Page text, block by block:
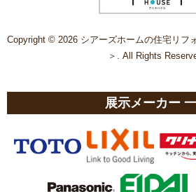
Copyright © 2026 シアーズホームの住宅リフ
＞. All Rights
展示メーカー